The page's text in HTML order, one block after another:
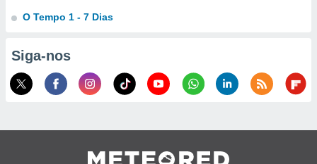
os
de dados
fontes,
melhorar
dados
O Tempo 1 - 7 Dias
Siga-nos